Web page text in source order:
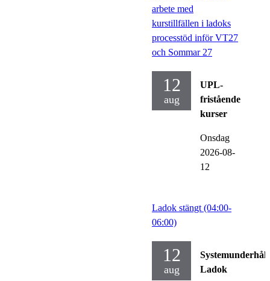
arbete med
kurstillfällen i ladoks
processtöd inför VT27
och Sommar 27
12
aug
UPL-
fristående
kurser
Onsdag
2026-08-
12
Ladok stängt (04:00-
06:00)
12
aug
Systemunderhåll
Ladok